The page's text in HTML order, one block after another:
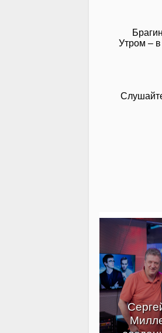
Утром –